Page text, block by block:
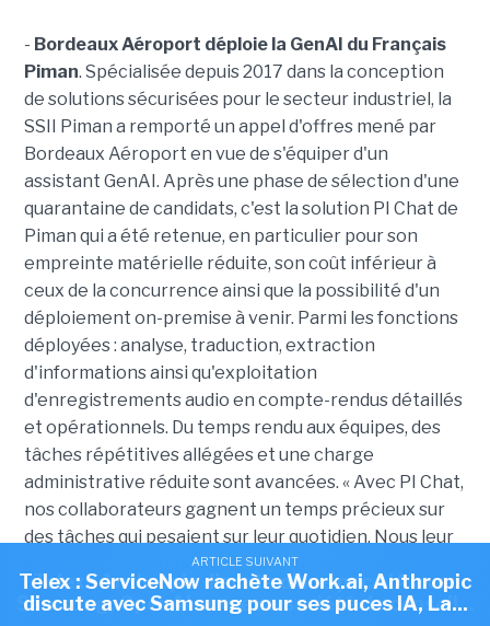
ARTICLE SUIVANT
Telex : Anthropic discute d'une puce IA avec
Samsung, OpenAI ouvre sa société de conseil...
- Bordeaux Aéroport déploie la GenAI du Français
Piman. Spécialisée depuis 2017 dans la conception
de solutions sécurisées pour le secteur industriel, la
SSII Piman a remporté un appel d'offres mené par
Bordeaux Aéroport en vue de s'équiper d'un
assistant GenAI. Après une phase de sélection d'une
quarantaine de candidats, c'est la solution PI Chat de
Piman qui a été retenue, en particulier pour son
empreinte matérielle réduite, son coût inférieur à
ceux de la concurrence ainsi que la possibilité d'un
déploiement on-premise à venir. Parmi les fonctions
déployées : analyse, traduction, extraction
d'informations ainsi qu'exploitation
d'enregistrements audio en compte-rendus détaillés
et opérationnels. Du temps rendu aux équipes, des
tâches répétitives allégées et une charge
administrative réduite sont avancées. « Avec PI Chat,
nos collaborateurs gagnent un temps précieux sur
des tâches qui pesaient sur leur quotidien. Nous leur
donnons un outil qui fluidifie leur travail tout en
restant pleinement sous notre contrôle », a
expliqué Pierre-Yves Brault, chef de service
ARTICLE SUIVANT
Telex : ServiceNow rachète Work.ai, Anthropic
discute avec Samsung pour ses puces IA, La...